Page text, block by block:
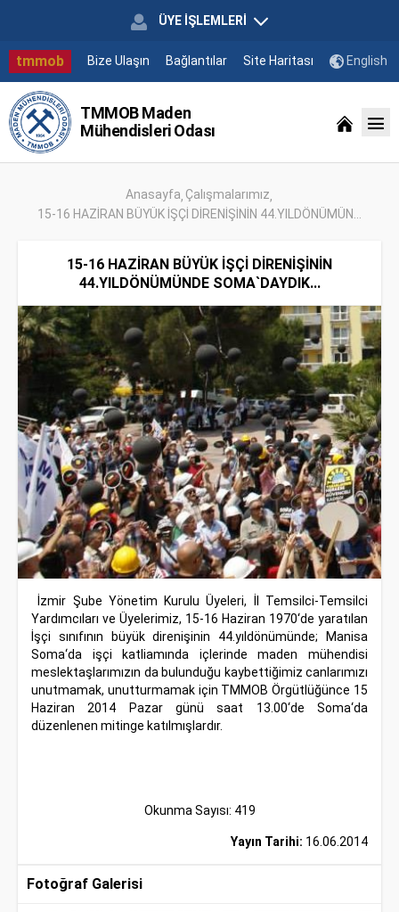
ÜYE İŞLEMLERİ
tmmob Bize Ulaşın Bağlantılar Site Haritası English
TMMOB Maden
Mühendisleri Odası
Anasayfa Çalışmalarımız
15-16 HAZİRAN BÜYÜK İŞÇİ DİRENİŞİNİN 44.YILDÖNÜMÜN...
15-16 HAZİRAN BÜYÜK İŞÇİ DİRENİŞİNİN
44.YILDÖNÜMÜNDE SOMA`DAYDIK...
İzmir Şube Yönetim Kurulu Üyeleri, İl Temsilci-Temsilci
Yardımcıları ve Üyelerimiz, 15-16 Haziran 1970‘de yaratılan
İşçi sınıfının büyük direnişinin 44.yıldönümünde; Manisa
Soma‘da işçi katliamında içlerinde maden mühendisi
meslektaşlarımızın da bulunduğu kaybettiğimiz canlarımızı
unutmamak, unutturmamak için TMMOB Örgütlüğünce 15
Haziran 2014 Pazar günü saat 13.00‘de Soma‘da
düzenlenen mitinge katılmışlardır.
Okunma Sayısı: 419
Yayın Tarihi: 16.06.2014
Fotoğraf Galerisi